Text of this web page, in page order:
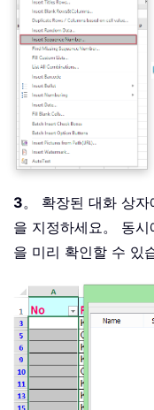
3。 확장된 대화 상
을 지정하세요。 동
을 미리 확인할 수 있